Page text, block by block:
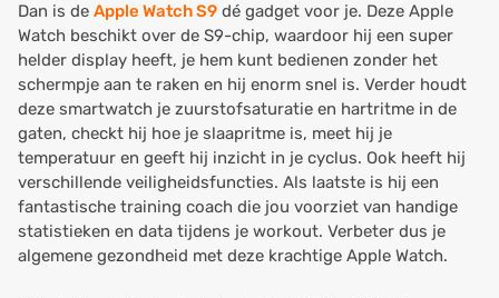
Dan is de Apple Watch S9 dé gadget voor je. Deze Apple
Watch beschikt over de S9-chip, waardoor hij een super
helder display heeft, je hem kunt bedienen zonder het
schermpje aan te raken en hij enorm snel is. Verder houdt
deze smartwatch je zuurstofsaturatie en hartritme in de
gaten, checkt hij hoe je slaapritme is, meet hij je
temperatuur en geeft hij inzicht in je cyclus. Ook heeft hij
verschillende veiligheidsfuncties. Als laatste is hij een
fantastische training coach die jou voorziet van handige
statistieken en data tijdens je workout. Verbeter dus je
algemene gezondheid met deze krachtige Apple Watch.